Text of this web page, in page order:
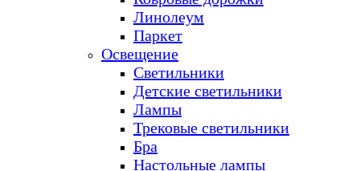
Линолеум
Паркет
Освещение
Светильники
Детские светильники
Лампы
Трековые светильники
Бра
Настольные лампы